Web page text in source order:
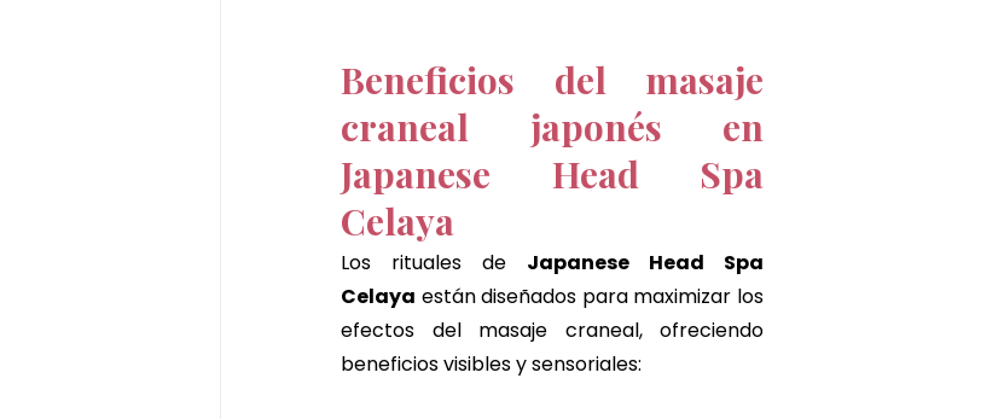
Beneficios del masaje
craneal japonés en
Japanese Head Spa
Celaya
Los rituales de Japanese Head Spa
Celaya están diseñados para maximizar los
efectos del masaje craneal, ofreciendo
beneficios visibles y sensoriales: